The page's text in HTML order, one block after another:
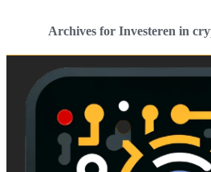
Archives for Investeren in